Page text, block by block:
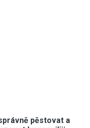
pěstovat a